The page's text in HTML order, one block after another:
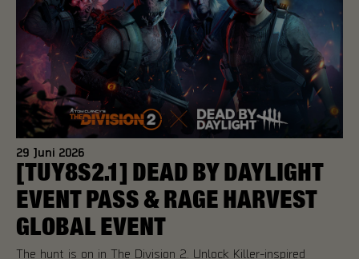
29 Juni 2026
[TUY8S2.1] DEAD BY DAYLIGHT
EVENT PASS & RAGE HARVEST
GLOBAL EVENT
The hunt is on in The Division 2. Unlock Killer-inspired